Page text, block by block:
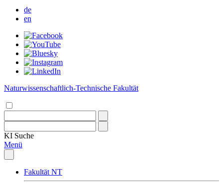
de
en
Naturwissenschaftlich-Technische Fakultät
KI Suche
Menü
Fakultät NT